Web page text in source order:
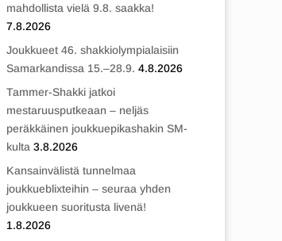
mahdollista vielä 9.8. saakka!
7.8.2026
Joukkueet 46. shakkiolympialaisiin
Samarkandissa 15.–28.9. 4.8.2026
Tammer-Shakki jatkoi
mestaruusputkeaan – neljäs
peräkkäinen joukkuepikashakin SM-
kulta 3.8.2026
Kansainvälistä tunnelmaa
joukkueblixteihin – seuraa yhden
joukkueen suoritusta livenä!
1.8.2026